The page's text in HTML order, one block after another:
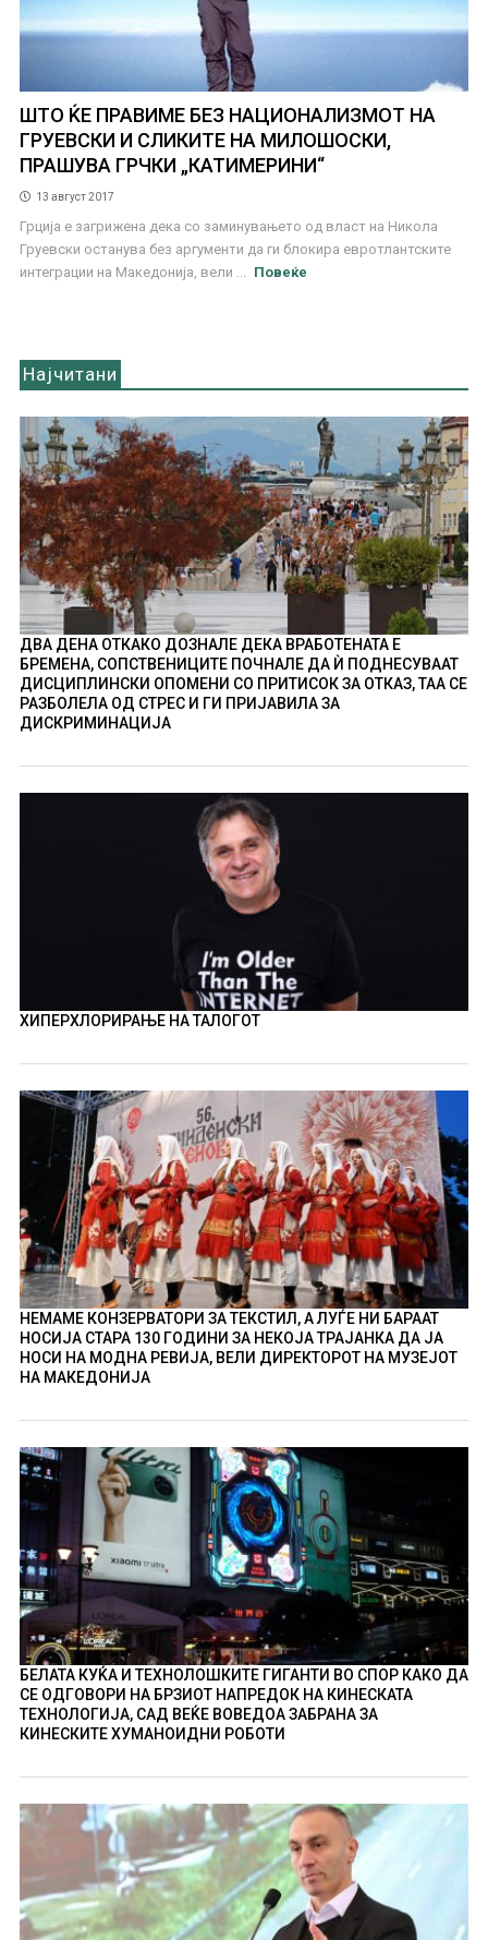
ШТО ЌЕ ПРАВИМЕ БЕЗ НАЦИОНАЛИЗМОТ НА
ГРУЕВСКИ И СЛИКИТЕ НА МИЛОШОСКИ,
ПРАШУВА ГРЧКИ „КАТИМЕРИНИ“
13 август 2017
Грција е загрижена дека со заминувањето од власт на Никола
Груевски останува без аргументи да ги блокира евротлантските
интеграции на Македонија, вели ...
Повеќе
Најчитани
ДВА ДЕНА ОТКАКО ДОЗНАЛЕ ДЕКА ВРАБОТЕНАТА Е
БРЕМЕНА, СОПСТВЕНИЦИТЕ ПОЧНАЛЕ ДА Ѝ ПОДНЕСУВААТ
ДИСЦИПЛИНСКИ ОПОМЕНИ СО ПРИТИСОК ЗА ОТКАЗ, ТАА СЕ
РАЗБОЛЕЛА ОД СТРЕС И ГИ ПРИЈАВИЛА ЗА
ДИСКРИМИНАЦИЈА
ХИПЕРХЛОРИРАЊЕ НА ТАЛОГОТ
НЕМАМЕ КОНЗЕРВАТОРИ ЗА ТЕКСТИЛ, А ЛУЃЕ НИ БАРААТ
НОСИЈА СТАРА 130 ГОДИНИ ЗА НЕКОЈА ТРАЈАНКА ДА ЈА
НОСИ НА МОДНА РЕВИЈА, ВЕЛИ ДИРЕКТОРОТ НА МУЗЕЈОТ
НА МАКЕДОНИЈА
БЕЛАТА КУЌА И ТЕХНОЛОШКИТЕ ГИГАНТИ ВО СПОР КАКО ДА
СЕ ОДГОВОРИ НА БРЗИОТ НАПРЕДОК НА КИНЕСКАТА
ТЕХНОЛОГИЈА, САД ВЕЌЕ ВОВЕДОА ЗАБРАНА ЗА
КИНЕСКИТЕ ХУМАНОИДНИ РОБОТИ